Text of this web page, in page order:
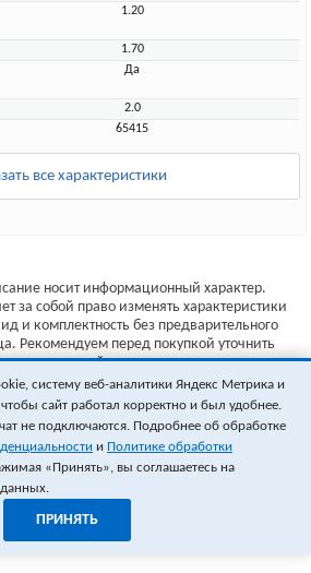
1.20
1.70
Да
2.0
65415
все характеристики
носит информационный характер.
за собой право изменять характеристики
и комплектность без предварительного
Рекомендуем перед покупкой уточнить
товара на сайте производителя.
публичной офертой (ст.435 ГК РФ).
товара уточняйте у менеджера.
систему веб-аналитики Яндекс Метрика и
сайт работал корректно и был удобнее.
не подключаются. Подробнее об обработке
и Политике обработки
«Принять», вы соглашаетесь на
ПРИНЯТЬ